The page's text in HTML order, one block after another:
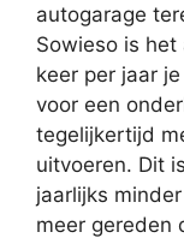
autogarage
Sowieso is
keer per jaar
voor een
tegelijkertijd
uitvoeren. Dit
jaarlijks
meer gereden